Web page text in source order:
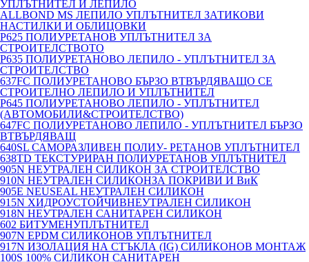
УПЛЪТНИТЕЛ И ЛЕПИЛО
ALLBOND MS ЛЕПИЛО УПЛЪТНИТЕЛ ЗАТИКОВИ
НАСТИЛКИ И ОБЛИЦОВКИ
P625 ПОЛИУРЕТАНОВ УПЛЪТНИТЕЛ ЗА
СТРОИТЕЛСТВОТО
P635 ПОЛИУРЕТАНОВО ЛЕПИЛО - УПЛЪТНИТЕЛ ЗА
СТРОИТЕЛСТВО
637FC ПОЛИУРЕТАНОВО БЪРЗО ВТВЪРДЯВАЩО СЕ
СТРОИТЕЛНО ЛЕПИЛО И УПЛЪТНИТЕЛ
P645 ПОЛИУРЕТАНОВО ЛЕПИЛО - УПЛЪТНИТЕЛ
(АВТОМОБИЛИ&СТРОИТЕЛСТВО)
647FC ПОЛИУРЕТАНОВО ЛЕПИЛО - УПЛЪТНИТЕЛ БЪРЗО
ВТВЪРДЯВАЩ
640SL САМОРАЗЛИВЕН ПОЛИУ- РЕТАНОВ УПЛЪТНИТЕЛ
638TD ТЕКСТУРИРАН ПОЛИУРЕТАНОВ УПЛЪТНИТЕЛ
905N НЕУТРАЛЕН СИЛИКОН ЗА СТРОИТЕЛСТВО
910N НЕУТРАЛЕН СИЛИКОНЗА ПОКРИВИ И ВиК
905E NEUSEAL НЕУТРАЛЕН СИЛИКОН
915N ХИДРОУСТОЙЧИВНЕУТРАЛЕН СИЛИКОН
918N НЕУТРАЛЕН САНИТАРЕН СИЛИКОН
602 БИТУМЕНУПЛЪТНИТЕЛ
907N EPDM СИЛИКОНОВ УПЛЪТНИТЕЛ
917N ИЗОЛАЦИЯ НА СТЪКЛА (IG) СИЛИКОНОВ МОНТАЖ
100S 100% СИЛИКОН САНИТАРЕН